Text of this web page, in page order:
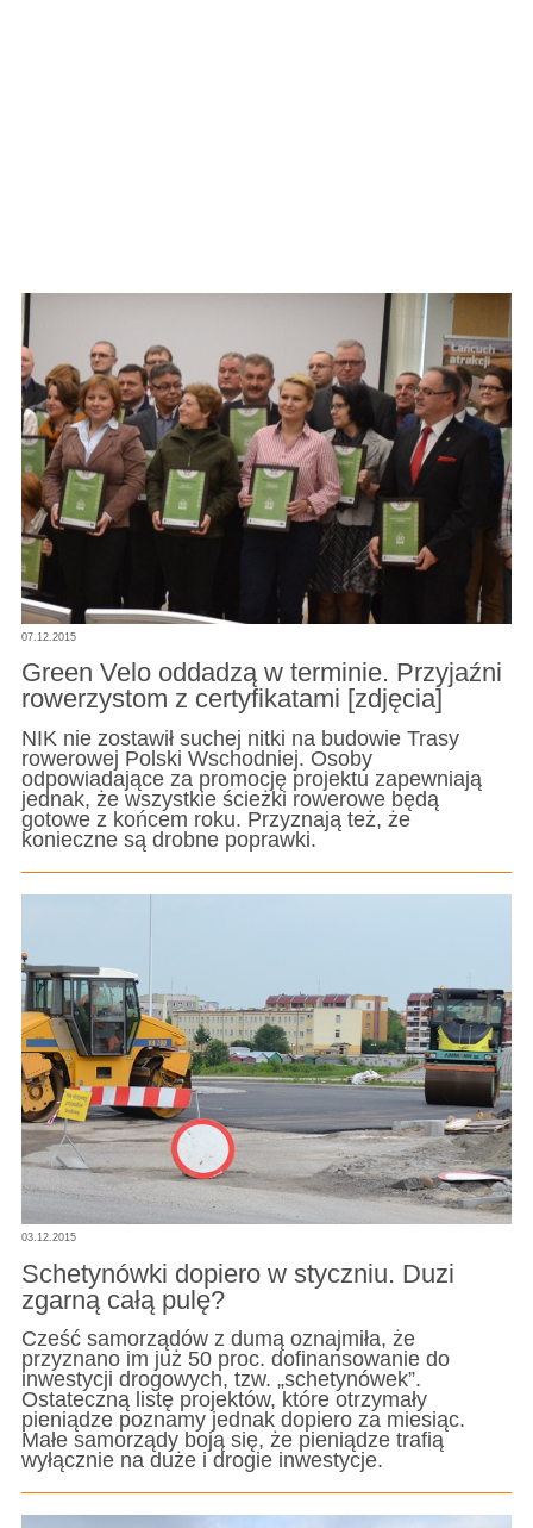
07.12.2015
Green Velo oddadzą w terminie. Przyjaźni
rowerzystom z certyfikatami [zdjęcia]
NIK nie zostawił suchej nitki na budowie Trasy
rowerowej Polski Wschodniej. Osoby
odpowiadające za promocję projektu zapewniają
jednak, że wszystkie ścieżki rowerowe będą
gotowe z końcem roku. Przyznają też, że
konieczne są drobne poprawki.
03.12.2015
Schetynówki dopiero w styczniu. Duzi
zgarną całą pulę?
Cześć samorządów z dumą oznajmiła, że
przyznano im już 50 proc. dofinansowanie do
inwestycji drogowych, tzw. „schetynówek”.
Ostateczną listę projektów, które otrzymały
pieniądze poznamy jednak dopiero za miesiąc.
Małe samorządy boją się, że pieniądze trafią
wyłącznie na duże i drogie inwestycje.